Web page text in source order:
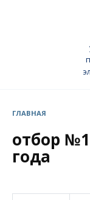
ГЛАВНАЯ
отбор
года